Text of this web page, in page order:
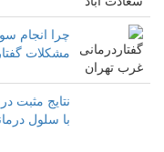
مشکلات
با سلول